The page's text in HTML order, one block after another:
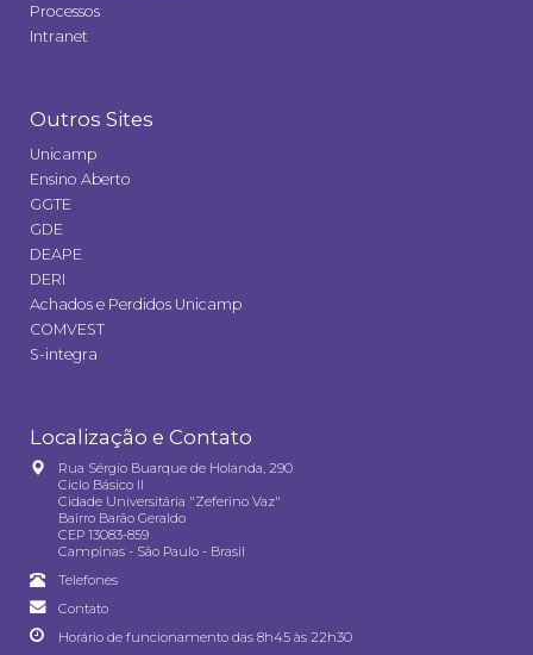
Processos
Intranet
Outros Sites
Unicamp
Ensino Aberto
GGTE
GDE
DEAPE
DERI
Achados e Perdidos Unicamp
COMVEST
S-integra
Localização e Contato
Rua Sérgio Buarque de Holanda, 290
Ciclo Básico II
Cidade Universitária "Zeferino Vaz"
Bairro Barão Geraldo
CEP 13083-859
Campinas - São Paulo - Brasil
Telefones
Contato
Horário de funcionamento das 8h45 às 22h30